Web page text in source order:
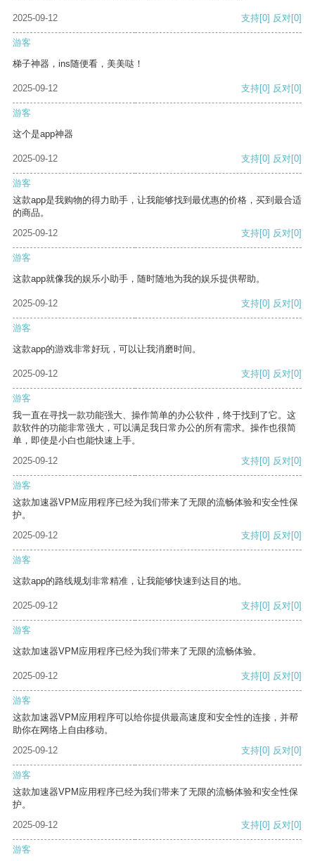
2025-09-12 支持[0] 反对[0]
游客
梯子神器，ins随便看，美美哒！
2025-09-12 支持[0] 反对[0]
游客
这个是app神器
2025-09-12 支持[0] 反对[0]
游客
这款app是我购物的得力助手，让我能够找到最优惠的价格，买到最合适
的商品。
2025-09-12
支持[0] 反对[0]
游客
这款app就像我的娱乐小助手，随时随地为我的娱乐提供帮助。
2025-09-12 支持[0] 反对[0]
游客
这款app的游戏非常好玩，可以让我消磨时间。
2025-09-12 支持[0] 反对[0]
游客
我一直在寻找一款功能强大、操作简单的办公软件，终于找到了它。这
款软件的功能非常强大，可以满足我日常办公的所有需求。操作也很简
单，即使是小白也能快速上手。
2025-09-12
支持[0] 反对[0]
游客
这款加速器VPM应用程序已经为我们带来了无限的流畅体验和安全性保
护。
2025-09-12
支持[0] 反对[0]
游客
这款app的路线规划非常精准，让我能够快速到达目的地。
2025-09-12 支持[0] 反对[0]
游客
这款加速器VPM应用程序已经为我们带来了无限的流畅体验。
2025-09-12 支持[0] 反对[0]
游客
这款加速器VPM应用程序可以给你提供最高速度和安全性的连接，并帮
助你在网络上自由移动。
2025-09-12
支持[0] 反对[0]
游客
这款加速器VPM应用程序已经为我们带来了无限的流畅体验和安全性保
护。
2025-09-12
支持[0] 反对[0]
游客